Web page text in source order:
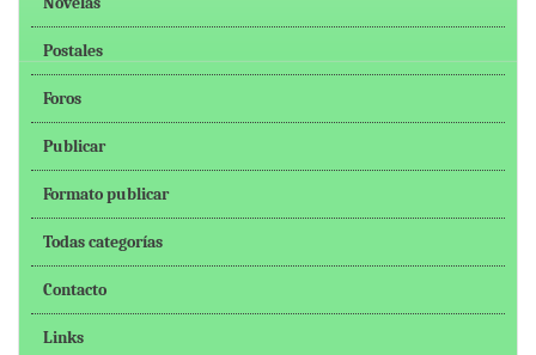
Postales
Foros
Publicar
Formato publicar
Todas categorías
Contacto
Links